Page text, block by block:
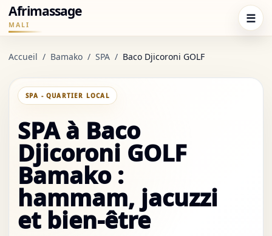
Afrimassage
MALI ☰
Accueil / Bamako / SPA / Baco Djicoroni GOLF
SPA - QUARTIER LOCAL
SPA à Baco
Djicoroni GOLF
Bamako :
hammam, jacuzzi
et bien-être